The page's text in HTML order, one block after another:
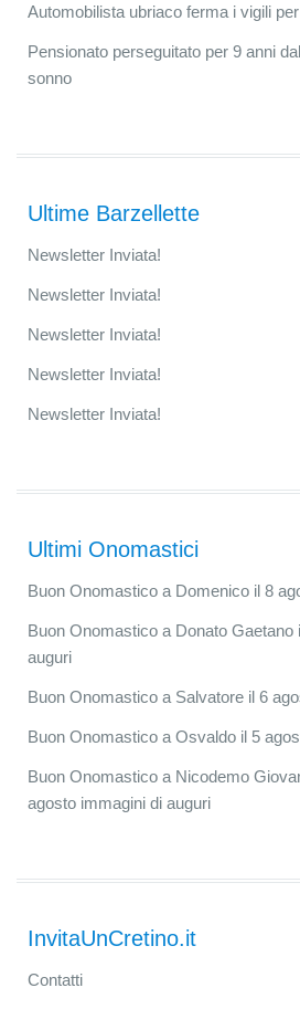
Automobilista ubriaco ferma i vigili
Pensionato perseguitato per 9 anni
sonno
Ultime Barzellette
Newsletter Inviata!
Newsletter Inviata!
Newsletter Inviata!
Newsletter Inviata!
Newsletter Inviata!
Ultimi Onomastici
Buon Onomastico a Domenico il 8
Buon Onomastico a Donato Gaetano
auguri
Buon Onomastico a Salvatore il 6
Buon Onomastico a Osvaldo il 5
Buon Onomastico a Nicodemo
agosto immagini di auguri
InvitaUnCretino.it
Contatti